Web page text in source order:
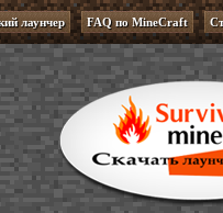
лаунчер FAQ по MineCraft